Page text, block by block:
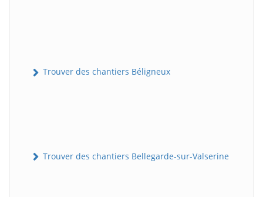
Trouver des chantiers Béligneux
Trouver des chantiers Bellegarde-sur-Valserine